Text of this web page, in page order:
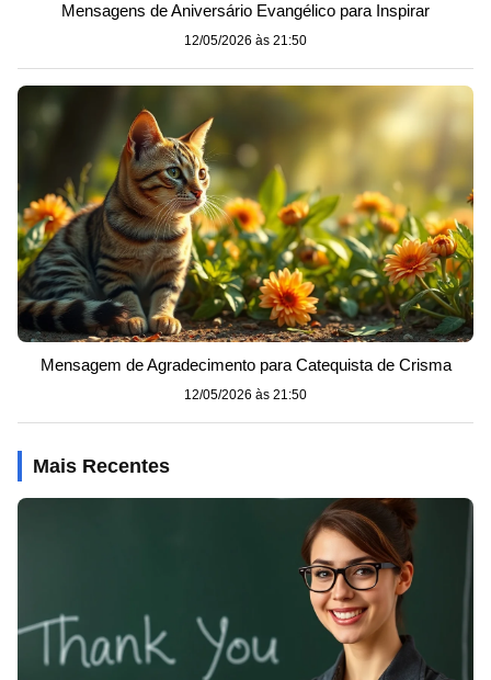
Mensagens de Aniversário Evangélico para Inspirar
12/05/2026 às 21:50
Mensagem de Agradecimento para Catequista de Crisma
12/05/2026 às 21:50
Mais Recentes